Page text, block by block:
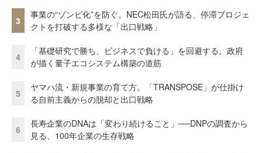
3
事業の“ゾンビ化”を防ぐ。NEC松田氏が語る、停滞プロジェ
クトを打破する多様な「出口戦略」
4
「基礎研究で勝ち、ビジネスで負ける」を回避する。政府
が描く量子エコシステム構築の道筋
5
ヤマハ流・新規事業の育て方。「TRANSPOSE」が仕掛け
る自前主義からの脱却と出口戦略
6
長寿企業のDNAは「変わり続けること」──DNPの調査から
見る、100年企業の生存戦略